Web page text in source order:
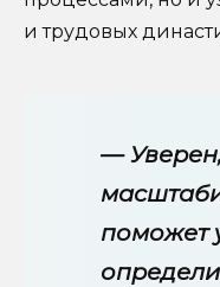
и трудовых
—
поможет